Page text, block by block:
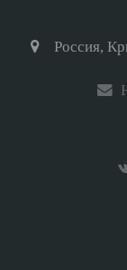
Россия,